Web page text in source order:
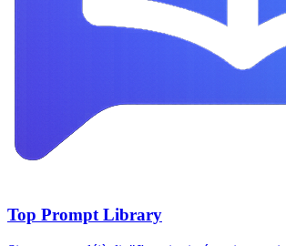
Top Prompt Library